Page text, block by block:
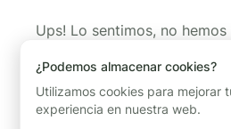
Ups! Lo sentimos, no
página que estabas
página de inicio y
¿Podemos almacenar cookies?
Utilizamos cookies para mejorar
experiencia en nuestra web.